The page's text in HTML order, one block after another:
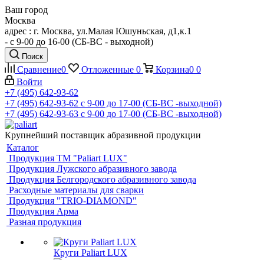
Ваш город
Москва
адрес : г. Москва, ул.Малая Юшуньская, д1,к.1
- c 9-00 до 16-00 (СБ-ВС - выходной)
Поиск
Сравнение0 Отложенные 0 Корзина0 0
Войти
+7 (495) 642-93-62
+7 (495) 642-93-62 c 9-00 до 17-00 (СБ-ВС -выходной)
+7 (495) 642-93-63 c 9-00 до 17-00 (СБ-ВС -выходной)
Крупнейший поставщик абразивной продукции
Каталог
Продукция ТМ "Paliart LUX"
Продукция Лужского абразивного завода
Продукция Белгородского абразивного завода
Расходные материалы для сварки
Продукция "TRIO-DIAMOND"
Продукция Арма
Разная продукция
Круги Paliart LUX